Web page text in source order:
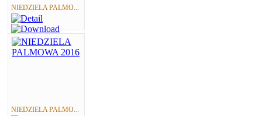
NIEDZIELA PALMO...
NIEDZIELA PALMO...